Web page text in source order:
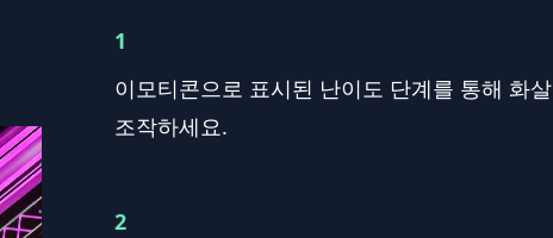
1
이모티콘으로 표시된 난이도 단계를 통해 화
조작하세요.
2